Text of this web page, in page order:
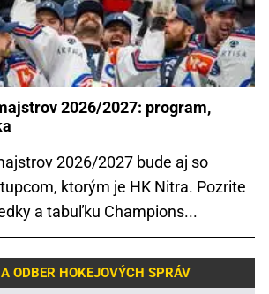
2026/2027: program,
2026/2027 bude aj so
ktorým je HK Nitra. Pozrite
a tabuľku Champions...
ODBER HOKEJOVÝCH SPRÁV